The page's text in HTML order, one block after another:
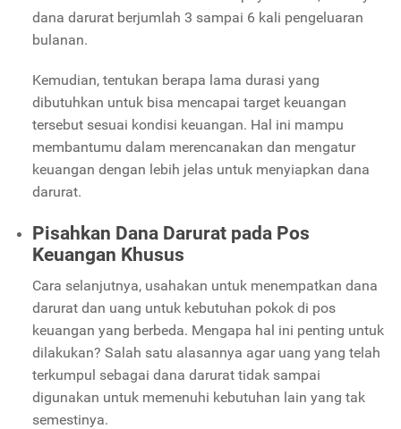
dana darurat berjumlah 3 sampai 6 kali pengeluaran
bulanan.
Kemudian, tentukan berapa lama durasi yang
dibutuhkan untuk bisa mencapai target keuangan
tersebut sesuai kondisi keuangan. Hal ini mampu
membantumu dalam merencanakan dan mengatur
keuangan dengan lebih jelas untuk menyiapkan dana
darurat.
Pisahkan Dana Darurat pada Pos
Keuangan Khusus
Cara selanjutnya, usahakan untuk menempatkan dana
darurat dan uang untuk kebutuhan pokok di pos
keuangan yang berbeda. Mengapa hal ini penting untuk
dilakukan? Salah satu alasannya agar uang yang telah
terkumpul sebagai dana darurat tidak sampai
digunakan untuk memenuhi kebutuhan lain yang tak
semestinya.